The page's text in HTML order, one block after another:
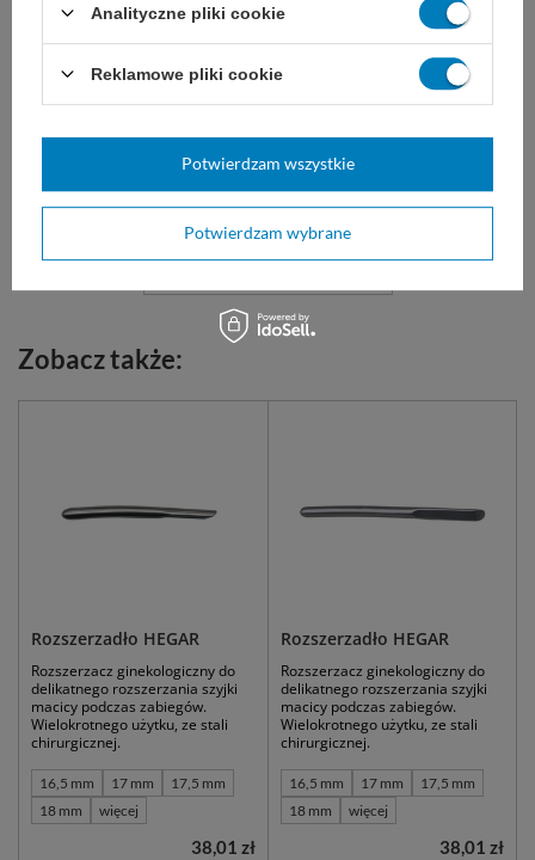
NITRYLEX GREEN -
Rękawice nitrylowe
bezpudrowe (100 szt.)
Rękawice nitrylowe bezpudrowe
w kolorze miętowym / zielonym
Dostępny
DO KOSZYKA
25,00 zł
Zobacz także:
Rozszerzadło HEGAR
Rozszerzacz ginekologiczny do
delikatnego rozszerzania szyjki
macicy podczas zabiegów.
Wielokrotnego użytku, ze stali
chirurgicznej.
16,5 mm 17 mm
17,5 mm
18 mm
więcej
38,01 zł
Rozszerzadło HEGAR
Rozszerzacz ginekologiczny do
delikatnego rozszerzania szyjki
macicy podczas zabiegów.
Wielokrotnego użytku, ze stali
chirurgicznej.
16,5 mm 17 mm
17,5 mm
18 mm
więcej
38,01 zł
Analityczne pliki cookie
Reklamowe pliki cookie
Potwierdzam wybrane
Potwierdzam wszystkie